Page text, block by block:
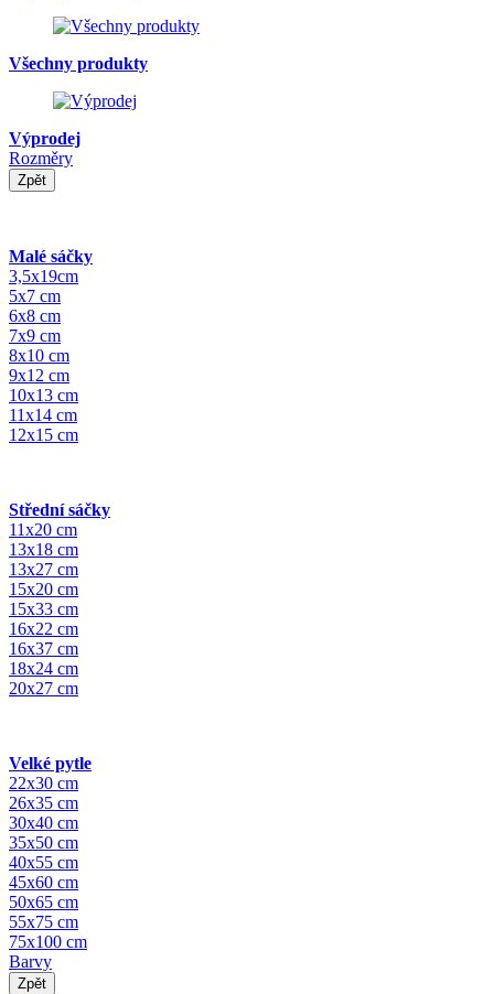
Všechny produkty
Výprodej
Rozměry
Zpět
Malé sáčky
3,5x19cm
5x7 cm
6x8 cm
7x9 cm
8x10 cm
9x12 cm
10x13 cm
11x14 cm
12x15 cm
Střední sáčky
11x20 cm
13x18 cm
13x27 cm
15x20 cm
15x33 cm
16x22 cm
16x37 cm
18x24 cm
20x27 cm
Velké pytle
22x30 cm
26x35 cm
30x40 cm
35x50 cm
40x55 cm
45x60 cm
50x65 cm
55x75 cm
75x100 cm
Barvy
Zpět